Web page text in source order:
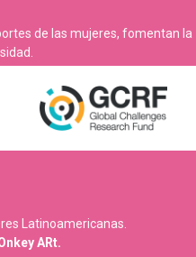
de las mujeres, fomentan la
Latinoamericanas.
ARt.